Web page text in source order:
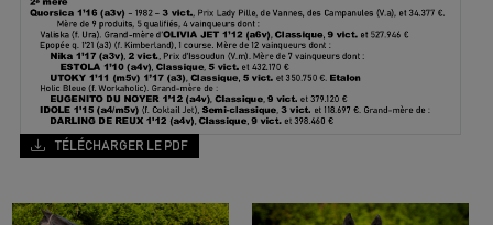
TÉLÉCHARGER LE PDF